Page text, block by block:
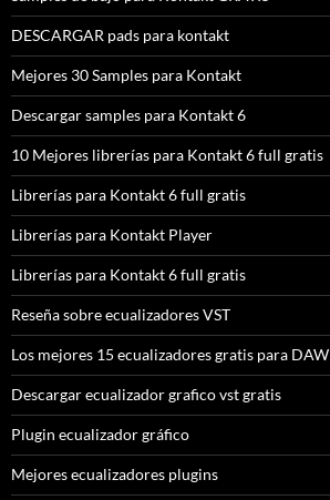
DESCARGAR pads para kontakt
Mejores 30 Samples para Kontakt
Descargar samples para Kontakt 6
10 Mejores librerías para Kontakt 6 full gratis
Librerías para Kontakt 6 full gratis
Librerías para Kontakt Player
Librerías para Kontakt 6 full gratis
Reseña sobre ecualizadores VST
Los mejores 15 ecualizadores gratis para DAW
Descargar ecualizador grafico vst gratis
Plugin ecualizador gráfico
Mejores ecualizadores plugins